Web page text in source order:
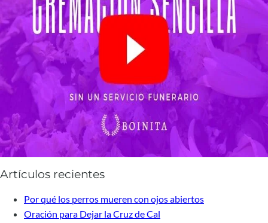
Artículos recientes
Por qué los perros mueren con ojos abiertos
Oración para Dejar la Cruz de Cal